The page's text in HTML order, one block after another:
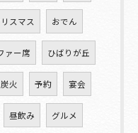
スマス おでん
ァー席 ひばりが丘
炭火 予約 宴会
昼飲み グルメ